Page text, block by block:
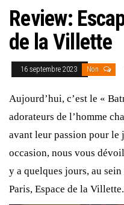
Review:
de la Villette
16 septembre 2023 Non
Aujourd’hui, c’est le «
adorateurs de l’homme
avant leur passion pour le
occasion, nous vous
y a quelques jours, au sein
Paris, Espace de la